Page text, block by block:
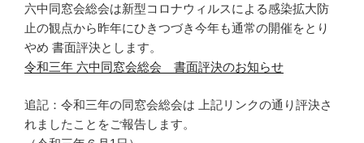
六中同窓会総会は新型コロナウィルスによる感染拡大防
止の観点から昨年にひきつづき今年も通常の開催をとり
やめ 書面評決とします。
令和三年 六中同窓会総会 書面評決のお知らせ
追記：令和三年の同窓会総会は 上記リンクの通り評決さ
れましたことをご報告します。